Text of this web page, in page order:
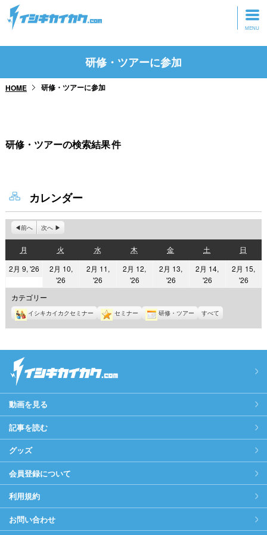
トップページ
研修・ツアーに参加
研修・ツアーに参加
HOME 研修・ツアーに参加
研修・ツアーの検索結果件
カレンダー
前へ 次へ
月
曜
日
火
曜
日
水水
曜
日
木
曜
日
金金
曜
日
土
曜
日
日
曜
日
2月 9, '262026
2
月
9
日
2月 10,
'26
2
月
10
2月 11,
'26
2
月
11
2月 12,
'262026
2
月
12
2月 13,
'262026
2
月
13
2月 14,
'262026
2
月
14
2月 15,
'262026
15
カテゴリー
イシキカイカクセミナー セミナー 研修・ツアー すべて
動画を見る
記事を読む
グッズ
会員登録について
利用規約
お問い合わせ